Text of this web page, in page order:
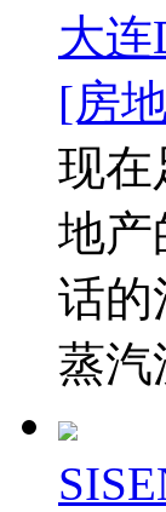
大连
[房
现在
地产
话的
蒸汽